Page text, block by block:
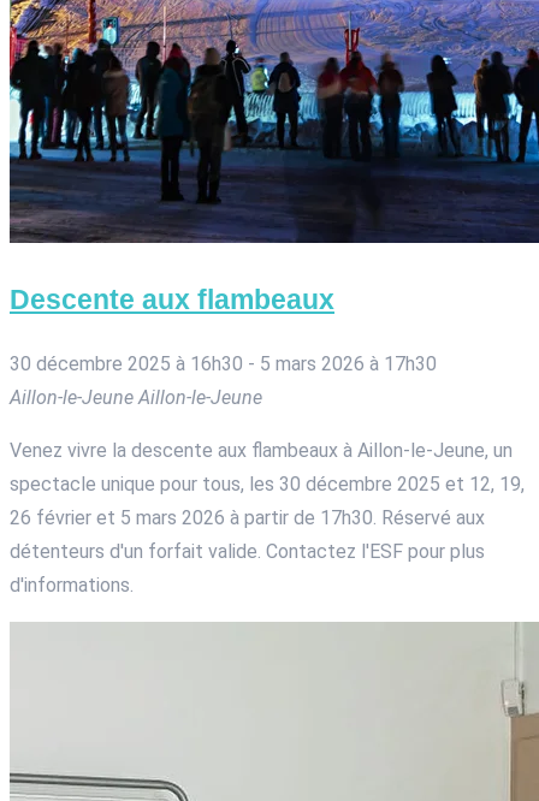
Descente aux flambeaux
30 décembre 2025 à 16h30 - 5 mars 2026 à 17h30
Aillon-le-JeuneAillon-le-Jeune
Venez vivre la descente aux flambeaux à Aillon-le-Jeune, un
spectacle unique pour tous, les 30 décembre 2025 et 12, 19,
26 février et 5 mars 2026 à partir de 17h30. Réservé aux
détenteurs d'un forfait valide. Contactez l'ESF pour plus
d'informations.